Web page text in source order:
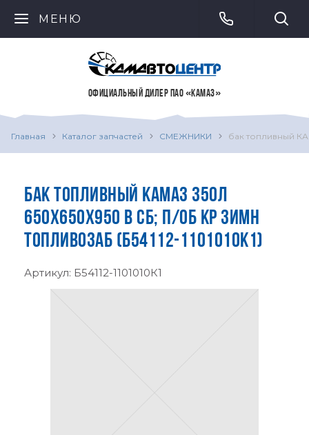
МЕНЮ
ОФИЦИАЛЬНЫЙ ДИЛЕР ПАО «КАМАЗ»
Главная Каталог запчастей СМЕЖНИКИ бак топливный
БАК ТОПЛИВНЫЙ КАМАЗ 350Л
650Х650Х950 В СБ; П/ОБ КР ЗИМН
ТОПЛИВОЗАБ (Б54112-1101010К1)
Артикул: Б54112-1101010К1